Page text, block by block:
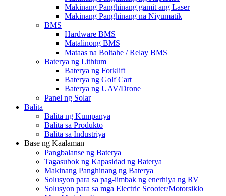
Makinang Panghinang gamit ang Laser
Makinang Panghinang na Niyumatik
BMS
Hardware BMS
Matalinong BMS
Mataas na Boltahe / Relay BMS
Baterya ng Lithium
Baterya ng Forklift
Baterya ng Golf Cart
Baterya ng UAV/Drone
Panel ng Solar
Balita
Balita ng Kumpanya
Balita sa Produkto
Balita sa Industriya
Base ng Kaalaman
Pangbalanse ng Baterya
Tagasubok ng Kapasidad ng Baterya
Makinang Panghinang ng Baterya
Solusyon para sa pag-iimbak ng enerhiya ng RV
Solusyon para sa mga Electric Scooter/Motorsiklo